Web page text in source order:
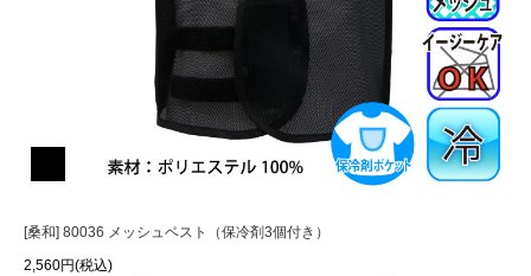
[桑和] 80036 メッシュベスト（保冷剤3個付き）
2,560円(税込)